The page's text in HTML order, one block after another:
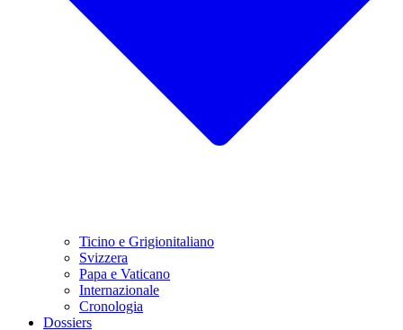
Ticino e Grigionitaliano
Svizzera
Papa e Vaticano
Internazionale
Cronologia
Dossiers